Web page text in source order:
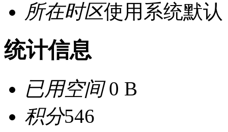
所在时区使用系统默认
统计信息
已用空间0 B
积分546